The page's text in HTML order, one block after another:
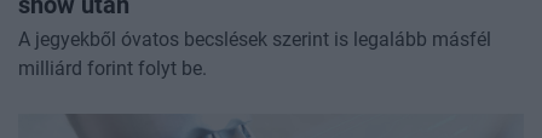
A jegyekből óvatos becslések szerint is legalább másfél
milliárd forint folyt be.